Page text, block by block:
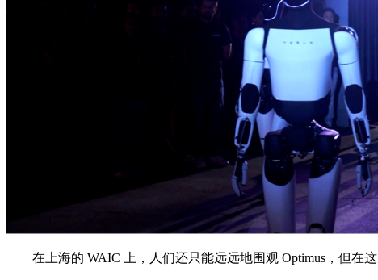
在上海的 WAIC 上，人们还只能远远地围观 Optimus，但在